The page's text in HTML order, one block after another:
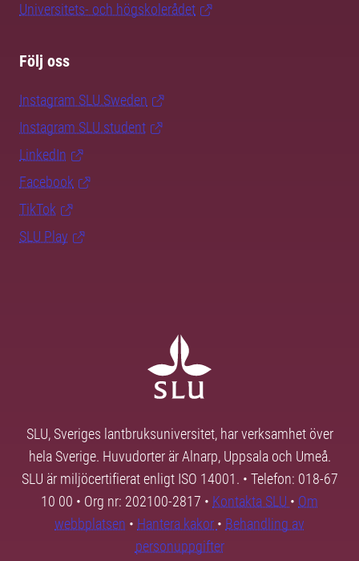
Universitets- och högskolerådet
Följ oss
Instagram SLU.Sweden
Instagram SLU.student
LinkedIn
Facebook
TikTok
SLU Play
SLU, Sveriges lantbruksuniversitet, har verksamhet över
hela Sverige. Huvudorter är Alnarp, Uppsala och Umeå.
SLU är miljöcertifierat enligt ISO 14001. • Telefon: 018-67
10 00 • Org nr: 202100-2817 • Kontakta SLU • Om
webbplatsen • Hantera kakor • Behandling av
personuppgifter